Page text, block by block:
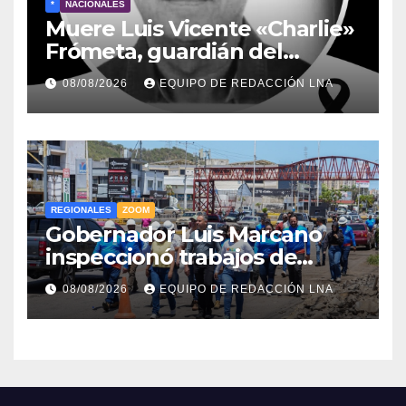
* NACIONALES
Muere Luis Vicente «Charlie»
Frómeta, guardián del
legado musical de la Billo’s
Caracas Boys
08/08/2026 EQUIPO DE REDACCIÓN LNA
REGIONALES ZOOM
Gobernador Luis Marcano
inspeccionó trabajos de
rehabilitación en al Av.
Intercomunal
08/08/2026 EQUIPO DE REDACCIÓN LNA